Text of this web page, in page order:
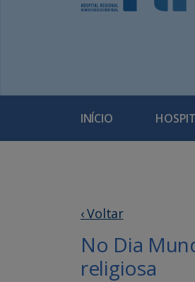
INÍCIO
‹ Voltar
No Dia
religiosa